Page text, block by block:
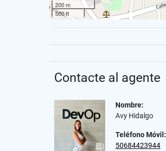
200 m
500 ft
Contacte al agente
Nombre:
Avy Hidalgo
Teléfono Móvil:
50684423944